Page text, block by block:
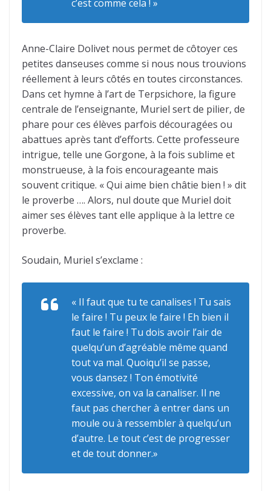
c’est comme cela ! »
Anne-Claire Dolivet nous permet de côtoyer ces
petites danseuses comme si nous nous trouvions
réellement à leurs côtés en toutes circonstances.
Dans cet hymne à l’art de Terpsichore, la figure
centrale de l’enseignante, Muriel sert de pilier, de
phare pour ces élèves parfois découragées ou
abattues après tant d’efforts. Cette professeure
intrigue, telle une Gorgone, à la fois sublime et
monstrueuse, à la fois encourageante mais
souvent critique. « Qui aime bien châtie bien ! » dit
le proverbe …. Alors, nul doute que Muriel doit
aimer ses élèves tant elle applique à la lettre ce
proverbe.
Soudain, Muriel s’exclame :
« Il faut que tu te canalises ! Tu sais
le faire ! Tu peux le faire ! Eh bien il
faut le faire ! Tu dois avoir l’air de
quelqu’un d’agréable même quand
tout va mal. Quoiqu’il se passe,
vous dansez ! Ton émotivité
excessive, on va la canaliser. Il ne
faut pas chercher à entrer dans un
moule ou à ressembler à quelqu’un
d’autre. Le tout c’est de progresser
et de tout donner.»